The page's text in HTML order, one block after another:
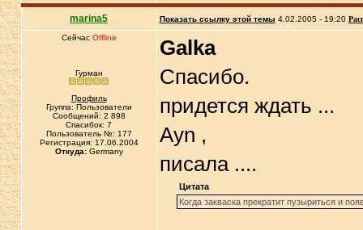
marina5 Показать ссылку этой темы 4.02.2005 - 19:20
Сейчас Offline
Гурман
Профиль
Группа: Пользователи
Сообщений: 2 898
Спасибок: 7
Пользователь №: 177
Регистрация: 17.06.2004
Откуда:Germany
Galka
Спасибо.
придется ждать ...
Ayn ,
писала ....
Цитата
Когда закваска прекратит пузыриться и